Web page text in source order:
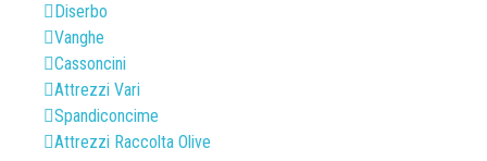
Diserbo
Vanghe
Cassoncini
Attrezzi Vari
Spandiconcime
Attrezzi Raccolta Olive